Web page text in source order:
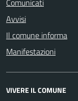
Comunicati
Avvisi
Il comune informa
Manifestazioni
VIVERE IL COMUNE